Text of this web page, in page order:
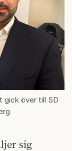
gick över till SD
sig